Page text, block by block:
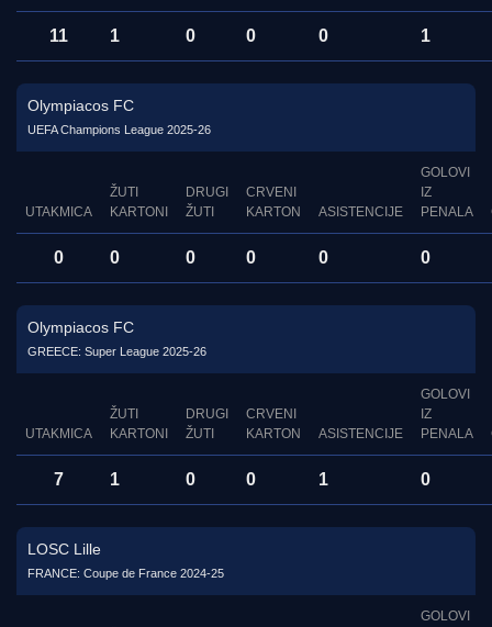
11 1 0 0 0 1
Olympiacos FC
UEFA Champions League 2025-26
UTAKMICA
ŽUTI
KARTONI
DRUGI
ŽUTI
CRVENI
KARTON
ASISTENCIJE
GOLOVI
IZ
PENALA
0 0 0 0 0 0
Olympiacos FC
GREECE: Super League 2025-26
UTAKMICA
ŽUTI
KARTONI
DRUGI
ŽUTI
CRVENI
KARTON
ASISTENCIJE
GOLOVI
IZ
PENALA
7 1 0 0 1 0
LOSC Lille
FRANCE: Coupe de France 2024-25
GOLOVI